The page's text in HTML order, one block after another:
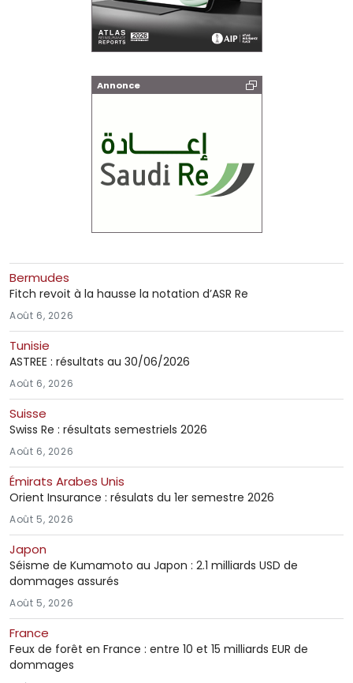
Annonce
Bermudes
Fitch revoit à la hausse la notation d’ASR Re
Août 6, 2026
Tunisie
ASTREE : résultats au 30/06/2026
Août 6, 2026
Suisse
Swiss Re : résultats semestriels 2026
Août 6, 2026
Émirats Arabes Unis
Orient Insurance : résulats du 1er semestre 2026
Août 5, 2026
Japon
Séisme de Kumamoto au Japon : 2.1 milliards USD de
dommages assurés
Août 5, 2026
France
Feux de forêt en France : entre 10 et 15 milliards EUR de
dommages